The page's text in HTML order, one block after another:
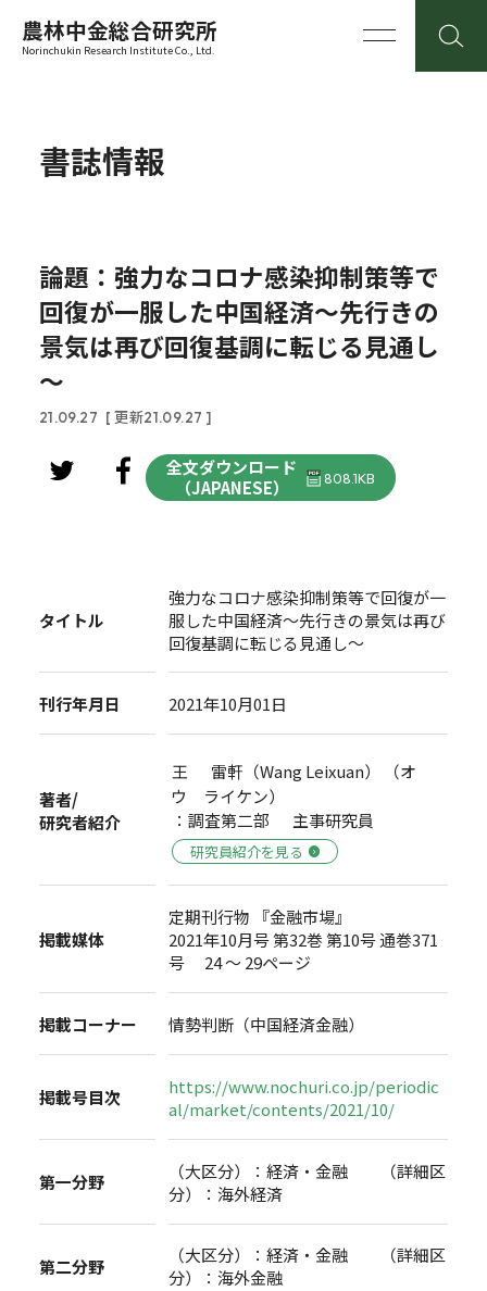
農林中金総合研究所
Norinchukin Research Institute Co., Ltd.
書誌情報
論題：強力なコロナ感染抑制策等で
回復が一服した中国経済～先行きの
景気は再び回復基調に転じる見通し
～
21.09.27 [ 更新21.09.27 ]
全文ダウンロード
（JAPANESE）
808.1KB
タイトル
強力なコロナ感染抑制策等で回復が一
服した中国経済～先行きの景気は再び
回復基調に転じる見通し～
刊行年月日 2021年10月01日
著者/
研究者紹介
王 雷軒（Wang Leixuan） （オ
ウ ライケン）
：調査第二部 主事研究員
研究員紹介を見る
掲載媒体
定期刊行物 『金融市場』
2021年10月号 第32巻 第10号 通巻371
号 24 ～ 29ページ
掲載コーナー 情勢判断（中国経済金融）
掲載号目次
https://www.nochuri.co.jp/periodic
al/market/contents/2021/10/
第一分野
（大区分）：経済・金融 （詳細区
分）：海外経済
第二分野
（大区分）：経済・金融 （詳細区
分）：海外金融